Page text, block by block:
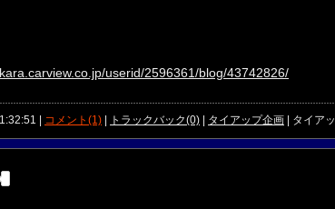
userid/2596361/blog/43742826/
| コメント(1) | トラックバック(0) | タイアップ企画 | タイア